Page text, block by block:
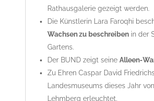
Rathausgalerie gezeigt werden.
Die Künstlerin Lara Faroqhi
Wachsen zu beschreibenin der
Gartens.
Der BUND zeigt seine Alleen-
Zu Ehren Caspar David
Landesmuseums dieses Jahr
Lehmberg erleuchtet.